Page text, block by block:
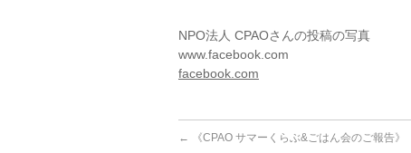
NPO法人 CPAOさんの投稿の写真
www.facebook.com
facebook.com
← 《CPAO サマーくらぶ&ごはん会のご報告》